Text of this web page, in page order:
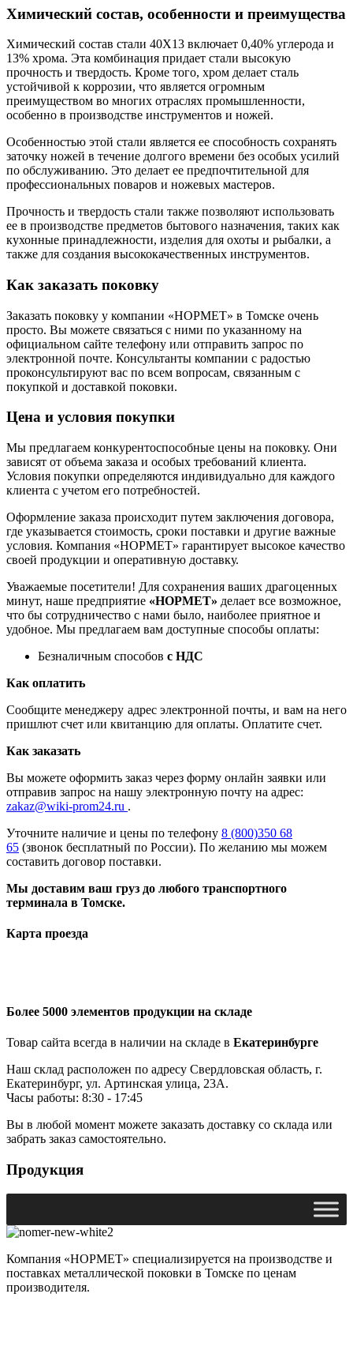
Химический состав, особенности и преимущества
Химический состав стали 40Х13 включает 0,40% углерода и
13% хрома. Эта комбинация придает стали высокую
прочность и твердость. Кроме того, хром делает сталь
устойчивой к коррозии, что является огромным
преимуществом во многих отраслях промышленности,
особенно в производстве инструментов и ножей.
Особенностью этой стали является ее способность сохранять
заточку ножей в течение долгого времени без особых усилий
по обслуживанию. Это делает ее предпочтительной для
профессиональных поваров и ножевых мастеров.
Прочность и твердость стали также позволяют использовать
ее в производстве предметов бытового назначения, таких как
кухонные принадлежности, изделия для охоты и рыбалки, а
также для создания высококачественных инструментов.
Как заказать поковку
Заказать поковку у компании «НОРМЕТ» в Томске очень
просто. Вы можете связаться с ними по указанному на
официальном сайте телефону или отправить запрос по
электронной почте. Консультанты компании с радостью
проконсультируют вас по всем вопросам, связанным с
покупкой и доставкой поковки.
Цена и условия покупки
Мы предлагаем конкурентоспособные цены на поковку. Они
зависят от объема заказа и особых требований клиента.
Условия покупки определяются индивидуально для каждого
клиента с учетом его потребностей.
Оформление заказа происходит путем заключения договора,
где указывается стоимость, сроки поставки и другие важные
условия. Компания «НОРМЕТ» гарантирует высокое качество
своей продукции и оперативную доставку.
Уважаемые посетители! Для сохранения ваших драгоценных
минут, наше предприятие «НОРМЕТ» делает все возможное,
что бы сотрудничество с нами было, наиболее приятное и
удобное. Мы предлагаем вам доступные способы оплаты:
Безналичным способов с НДС
Как оплатить
Сообщите менеджеру адрес электронной почты, и вам на него
пришлют счет или квитанцию для оплаты. Оплатите счет.
Как заказать
Вы можете оформить заказ через форму онлайн заявки или
отправив запрос на нашу электронную почту на адрес:
zakaz@wiki-prom24.ru .
Уточните наличие и цены по телефону 8 (800)350 68
65 (звонок бесплатный по России). По желанию мы можем
составить договор поставки.
Мы доставим ваш груз до любого транспортного
терминала в Томске.
Карта проезда
Более 5000 элементов продукции на складе
Товар сайта всегда в наличии на складе в Екатеринбурге
Наш склад расположен по адресу Свердловская область, г.
Екатеринбург, ул. Артинская улица, 23А.
Часы работы: 8:30 - 17:45
Вы в любой момент можете заказать доставку со склада или
забрать заказ самостоятельно.
Продукция
Компания «НОРМЕТ» специализируется на производстве и
поставках металлической поковки в Томске по ценам
производителя.